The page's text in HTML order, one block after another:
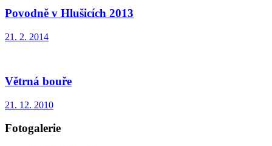
Povodně v Hlušicích 2013
21. 2. 2014
Větrná bouře
21. 12. 2010
Fotogalerie